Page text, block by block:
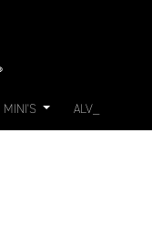
MINI'S ALV_